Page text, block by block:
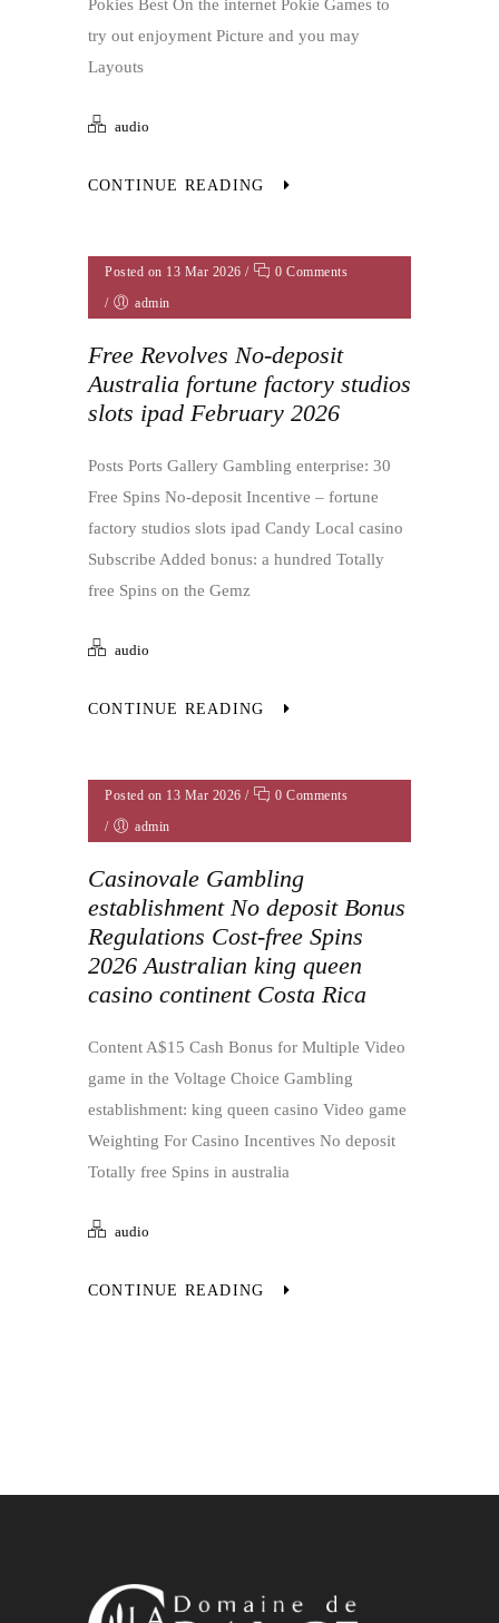
Pokies Best On the internet Pokie Games to
try out enjoyment Picture and you may
Layouts
audio
CONTINUE READING
Posted on 13 Mar 2026 /
0 Comments
/
admin
Free Revolves No-deposit
Australia fortune factory studios
slots ipad February 2026
Posts Ports Gallery Gambling enterprise: 30
Free Spins No-deposit Incentive – fortune
factory studios slots ipad Candy Local casino
Subscribe Added bonus: a hundred Totally
free Spins on the Gemz
audio
CONTINUE READING
Posted on 13 Mar 2026 /
0 Comments
/
admin
Casinovale Gambling
establishment No deposit Bonus
Regulations Cost-free Spins
2026 Australian king queen
casino continent Costa Rica
Content A$15 Cash Bonus for Multiple Video
game in the Voltage Choice Gambling
establishment: king queen casino Video game
Weighting For Casino Incentives No deposit
Totally free Spins in australia
audio
CONTINUE READING